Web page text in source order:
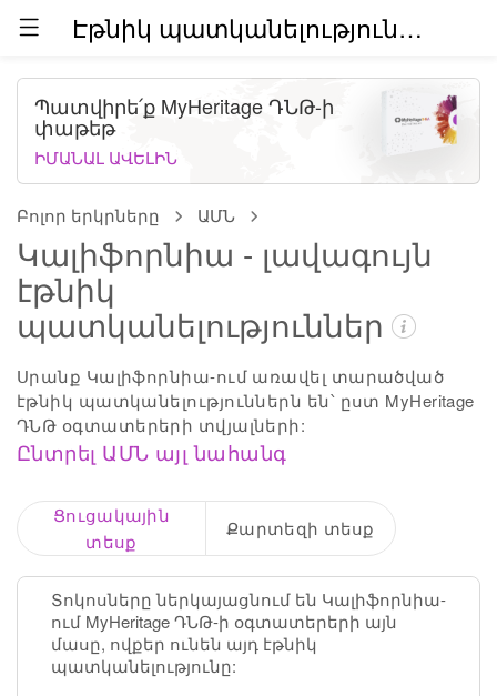
Էթնիկ պատկանելություններն աշխարհում (բետա)
Բոլոր երկրները ԱՄՆ
Կալիֆորնիա - լավագույն
էթնիկ
պատկանելություններ
Սրանք Կալիֆորնիա-ում առավել տարածված
էթնիկ պատկանելություններն են՝ ըստ MyHeritage
ԴՆԹ օգտատերերի տվյալների:
Ընտրել ԱՄՆ այլ նահանգ
Պատվիրե՛ք MyHeritage ԴՆԹ-ի
փաթեթ
ԻՄԱՆԱԼ ԱՎԵԼԻՆ
Ցուցակային
տեսք
Քարտեզի տեսք
Տոկոսները ներկայացնում են Կալիֆորնիա-
ում MyHeritage ԴՆԹ-ի օգտատերերի այն
մասը, ովքեր ունեն այդ էթնիկ
պատկանելությունը: